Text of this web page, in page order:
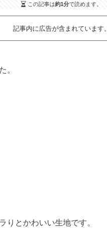
この記事は約1分で読めます。
記事内に広告が含まれています。
。
りとかわいい生地です。